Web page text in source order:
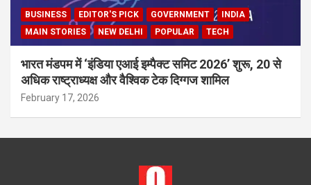
BUSINESS EDITOR'S PICK GOVERNMENT
INDIA
MAIN STORIES
NEW DELHI POPULAR TECH
भारत मंडपम में ‘इंडिया एआई इम्पैक्ट समिट 2026’ शुरू, 20 से
अधिक राष्ट्राध्यक्ष और वैश्विक टेक दिग्गज शामिल
February 17, 2026